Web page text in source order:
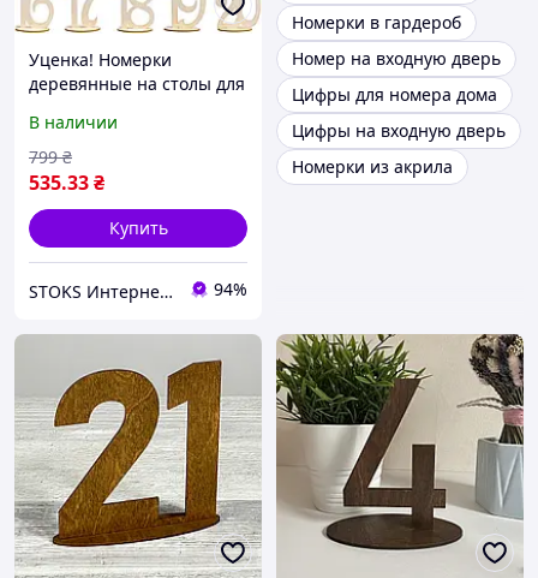
Уценка! Номерки
деревянные на столы для
20
В наличии
535.33₴
799 ₴
Купить
STOKS Интернет магазин стокового товара с Европы и США 94%
Номерки в гардероб
Номер на входную дверь
Цифры для номера дома
Цифры на входную дверь
Номерки из акрила